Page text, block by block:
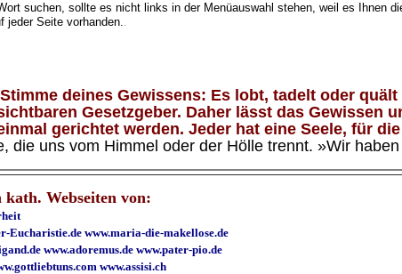
suchen, sollte es nicht links in der Menüauswahl stehen, weil es Ihnen
jeder Seite vorhanden..
deines Gewissens: Es lobt, tadelt oder
Gesetzgeber. Daher lässt das Gewissen
gerichtet werden. Jeder hat eine Seele, für
die uns vom Himmel oder der Hölle trennt. »Wir
kath. Webseiten von:
Eucharistie.de www.maria-die-makellose.de
www.adoremus.de www.pater-pio.de
www.assisi.ch